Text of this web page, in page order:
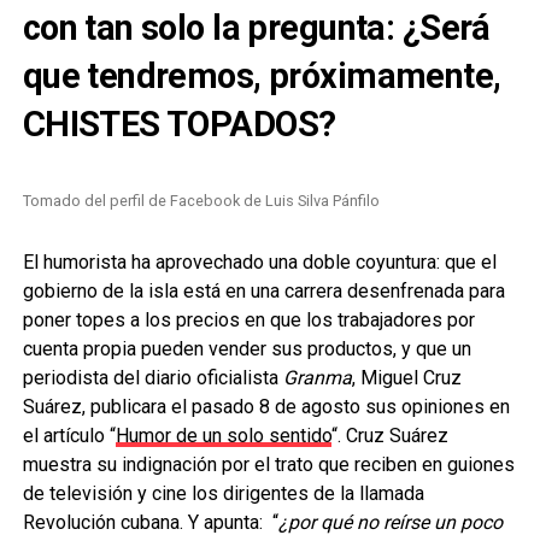
con tan solo la pregunta: ¿Será
que tendremos, próximamente,
CHISTES TOPADOS?
Tomado del perfil de Facebook de Luis Silva Pánfilo
El humorista ha aprovechado una doble coyuntura: que el
gobierno de la isla está en una carrera desenfrenada para
poner topes a los precios en que los trabajadores por
cuenta propia pueden vender sus productos, y que un
periodista del diario oficialista Granma, Miguel Cruz
Suárez, publicara el pasado 8 de agosto sus opiniones en
el artículo “Humor de un solo sentido“. Cruz Suárez
muestra su indignación por el trato que reciben en guiones
de televisión y cine los dirigentes de la llamada
Revolución cubana. Y apunta: “¿por qué no reírse un poco